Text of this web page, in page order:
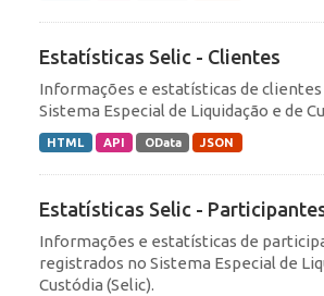
Estatísticas Selic - Clientes
Informações e estatísticas de
Sistema Especial de Liquidação e de
HTML API OData JSON
Estatísticas Selic -
Informações e estatísticas de
registrados no Sistema Especial de
Custódia (Selic).